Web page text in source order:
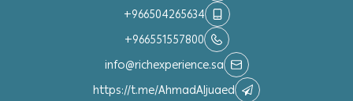
+966504265634
+966551557800
info@richexperience.sa
https://t.me/AhmadAljuaed